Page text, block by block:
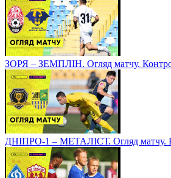
ЗОРЯ – ЗЕМПЛІН. Огляд матчу.
ДНІПРО-1 – МЕТАЛІСТ. Огляд матчу.